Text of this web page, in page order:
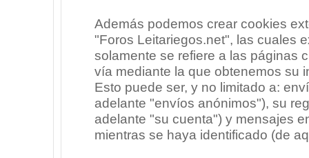
Además podemos crear cookies
"Foros Leitariegos.net", las cuales
solamente se refiere a las páginas
vía mediante la que obtenemos su
Esto puede ser, y no limitado a:
adelante "envíos anónimos"), su
adelante "su cuenta") y mensajes
mientras se haya identificado (de